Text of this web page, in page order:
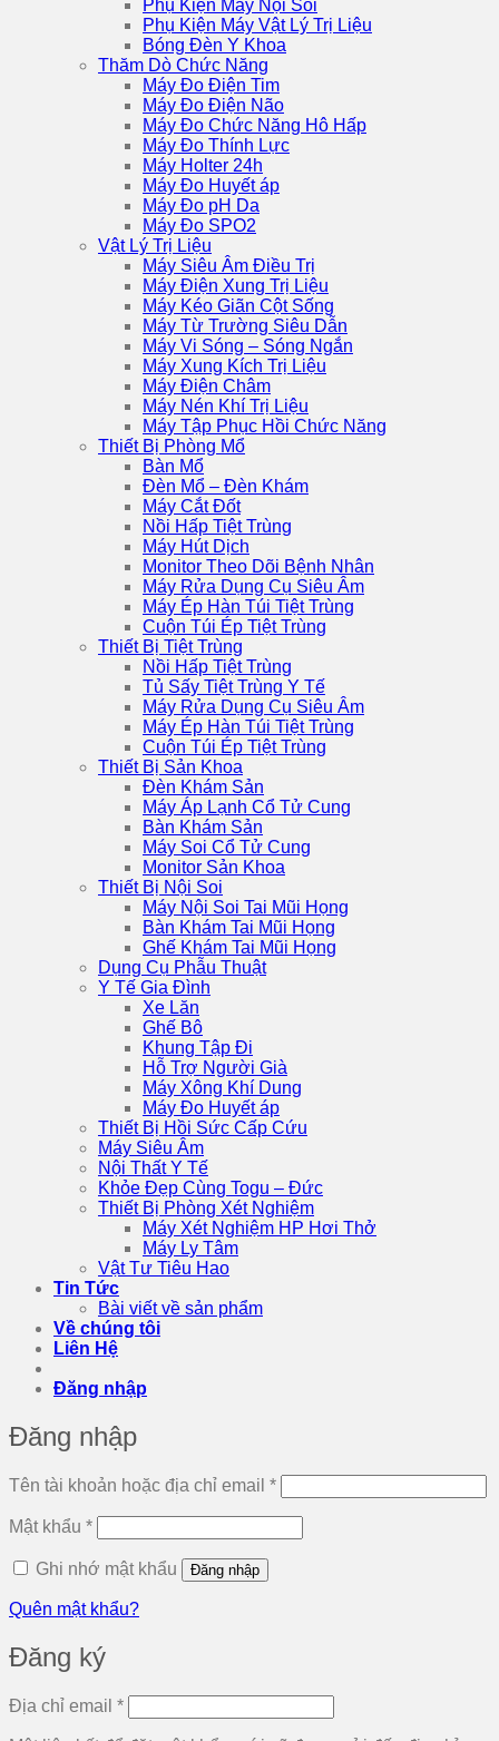
Phụ Kiện Máy Nội Soi
Phụ Kiện Máy Vật Lý Trị Liệu
Bóng Đèn Y Khoa
Thăm Dò Chức Năng
Máy Đo Điện Tim
Máy Đo Điện Não
Máy Đo Chức Năng Hô Hấp
Máy Đo Thính Lực
Máy Holter 24h
Máy Đo Huyết áp
Máy Đo pH Da
Máy Đo SPO2
Vật Lý Trị Liệu
Máy Siêu Âm Điều Trị
Máy Điện Xung Trị Liệu
Máy Kéo Giãn Cột Sống
Máy Từ Trường Siêu Dẫn
Máy Vi Sóng – Sóng Ngắn
Máy Xung Kích Trị Liệu
Máy Điện Châm
Máy Nén Khí Trị Liệu
Máy Tập Phục Hồi Chức Năng
Thiết Bị Phòng Mổ
Bàn Mổ
Đèn Mổ – Đèn Khám
Máy Cắt Đốt
Nồi Hấp Tiệt Trùng
Máy Hút Dịch
Monitor Theo Dõi Bệnh Nhân
Máy Rửa Dụng Cụ Siêu Âm
Máy Ép Hàn Túi Tiệt Trùng
Cuộn Túi Ép Tiệt Trùng
Thiết Bị Tiệt Trùng
Nồi Hấp Tiệt Trùng
Tủ Sấy Tiệt Trùng Y Tế
Máy Rửa Dụng Cụ Siêu Âm
Máy Ép Hàn Túi Tiệt Trùng
Cuộn Túi Ép Tiệt Trùng
Thiết Bị Sản Khoa
Đèn Khám Sản
Máy Áp Lạnh Cổ Tử Cung
Bàn Khám Sản
Máy Soi Cổ Tử Cung
Monitor Sản Khoa
Thiết Bị Nội Soi
Máy Nội Soi Tai Mũi Họng
Bàn Khám Tai Mũi Họng
Ghế Khám Tai Mũi Họng
Dụng Cụ Phẫu Thuật
Y Tế Gia Đình
Xe Lăn
Ghế Bô
Khung Tập Đi
Hỗ Trợ Người Già
Máy Xông Khí Dung
Máy Đo Huyết áp
Thiết Bị Hồi Sức Cấp Cứu
Máy Siêu Âm
Nội Thất Y Tế
Khỏe Đẹp Cùng Togu – Đức
Thiết Bị Phòng Xét Nghiệm
Máy Xét Nghiệm HP Hơi Thở
Máy Ly Tâm
Vật Tư Tiêu Hao
Tin Tức
Bài viết về sản phẩm
Về chúng tôi
Liên Hệ
Đăng nhập
Đăng nhập
Tên tài khoản hoặc địa chỉ email *Bắt
buộc
Mật khẩu *Bắt
buộc
Ghi nhớ mật khẩu
Đăng nhập
Quên mật khẩu?
Đăng ký
Địa chỉ email *Bắt
buộc